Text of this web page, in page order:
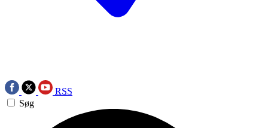
RSS
Søg